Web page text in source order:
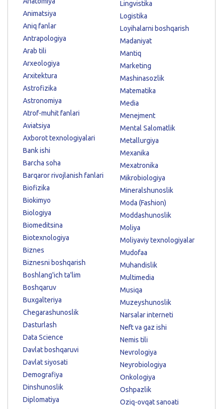
Animatsiya
Aniq fanlar
Antrapologiya
Arab tili
Arxeologiya
Arxitektura
Astrofizika
Astronomiya
Atrof-muhit fanlari
Aviatsiya
Axborot texnologiyalari
Bank ishi
Barcha soha
Barqaror rivojlanish fanlari
Biofizika
Biokimyo
Biologiya
Biomeditsina
Biotexnologiya
Biznes
Biznesni boshqarish
Boshlang'ich ta'lim
Boshqaruv
Buxgalteriya
Chegarashunoslik
Dasturlash
Data Science
Davlat boshqaruvi
Davlat siyosati
Demografiya
Dinshunoslik
Diplomatiya
Lingvistika
Logistika
Loyihalarni boshqarish
Madaniyat
Mantiq
Marketing
Mashinasozlik
Matematika
Media
Menejment
Mental Salomatlik
Metallurgiya
Mexanika
Mexatronika
Mikrobiologiya
Mineralshunoslik
Moda (Fashion)
Moddashunoslik
Moliya
Moliyaviy texnologiyalar
Mudofaa
Muhandislik
Multimedia
Musiqa
Muzeyshunoslik
Narsalar interneti
Neft va gaz ishi
Nemis tili
Nevrologiya
Neyrobiologiya
Onkologiya
Oshpazlik
Oziq-ovqat sanoati